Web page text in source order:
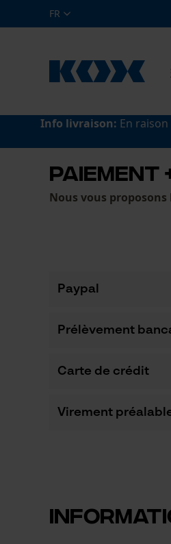
FR
Info livraison: En
PAIEMENT
Nous vous
Paypal
Prélèvement
Carte de crédit
Virement